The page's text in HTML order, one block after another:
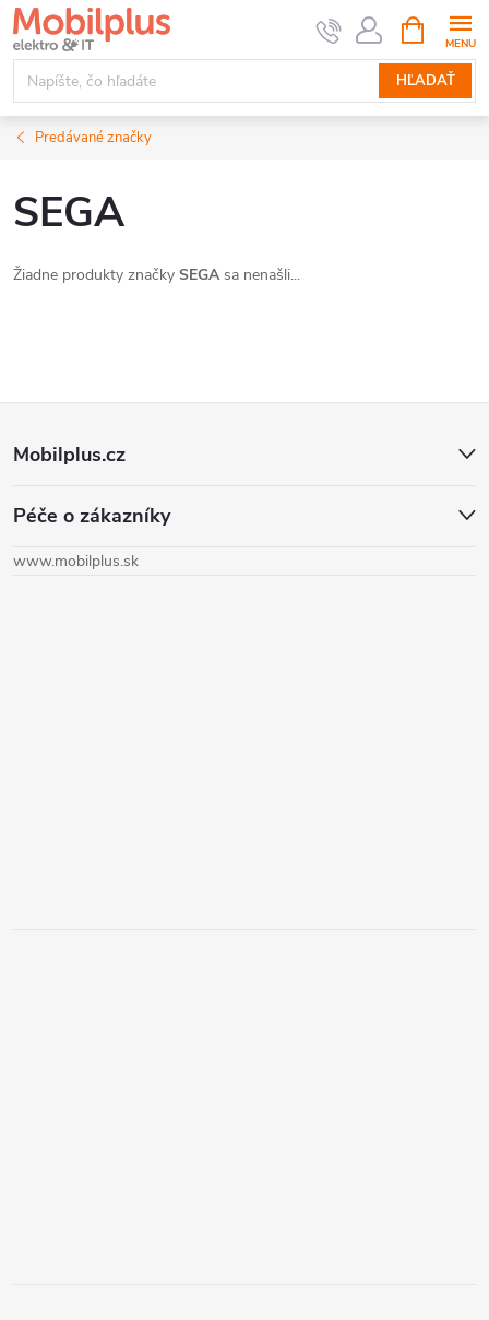
Prejsť
na
obsah
HĽADAŤ
KOŠÍK
Predávané značky
SEGA
Žiadne produkty značky SEGAsa nenašli...
p
Mobilplus.cz
Péče o zákazníky
www.mobilplus.sk